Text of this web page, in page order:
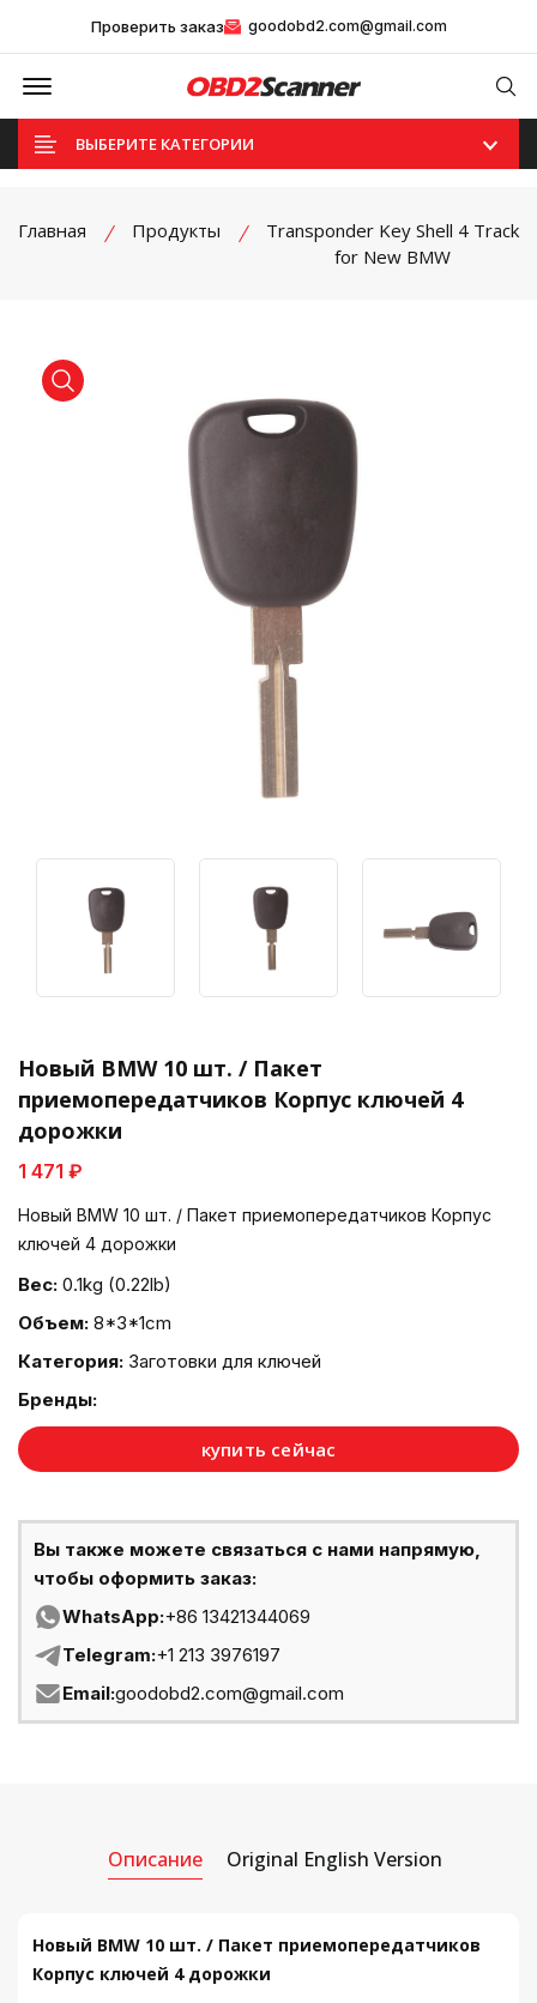
Проверить заказ goodobd2.com@gmail.com
Offcanvas Menu Open
ВЫБЕРИТЕ КАТЕГОРИИ
Главная Продукты
Transponder Key Shell 4 Track
for New BMW
product view
Новый BMW 10 шт. / Пакет
приемопередатчиков Корпус ключей 4
дорожки
1 471 ₽
Новый BMW 10 шт. / Пакет приемопередатчиков Корпус
ключей 4 дорожки
Вес: 0.1kg (0.22lb)
Объем: 8*3*1cm
Категория: Заготовки для ключей
Бренды:
купить сейчас
Вы также можете связаться с нами напрямую,
чтобы оформить заказ:
WhatsApp:+86 13421344069
Telegram:+1 213 3976197
Email:goodobd2.com@gmail.com
Описание Original English Version
Новый BMW 10 шт. / Пакет приемопередатчиков
Корпус ключей 4 дорожки